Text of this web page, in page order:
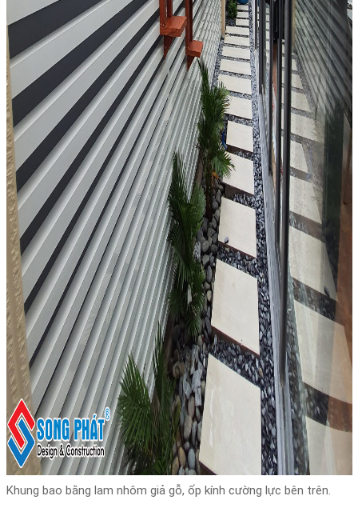
Khung bao bằng lam nhôm giả gỗ, ốp kính cường lực bên trên.